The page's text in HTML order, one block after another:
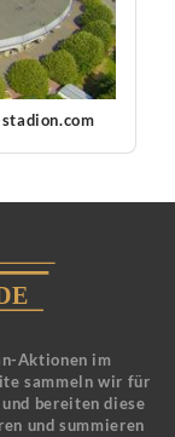
Aktionen im
sammeln wir für
bereiten diese
und summieren